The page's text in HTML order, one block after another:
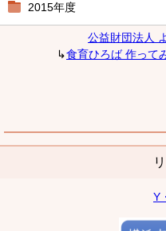
2015年度
公益財団法人
↳食育ひろば 作って
Y